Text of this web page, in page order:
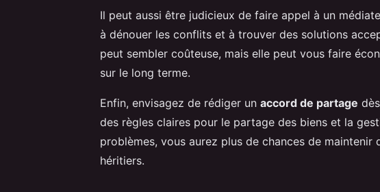
Il peut aussi être judicieux de faire appel à un
à dénouer les conflits et à trouver des solutions
peut sembler coûteuse, mais elle peut vous faire
sur le long terme.
Enfin, envisagez de rédiger un accord de partage
des règles claires pour le partage des biens et la
problèmes, vous aurez plus de chances de maintenir
héritiers.